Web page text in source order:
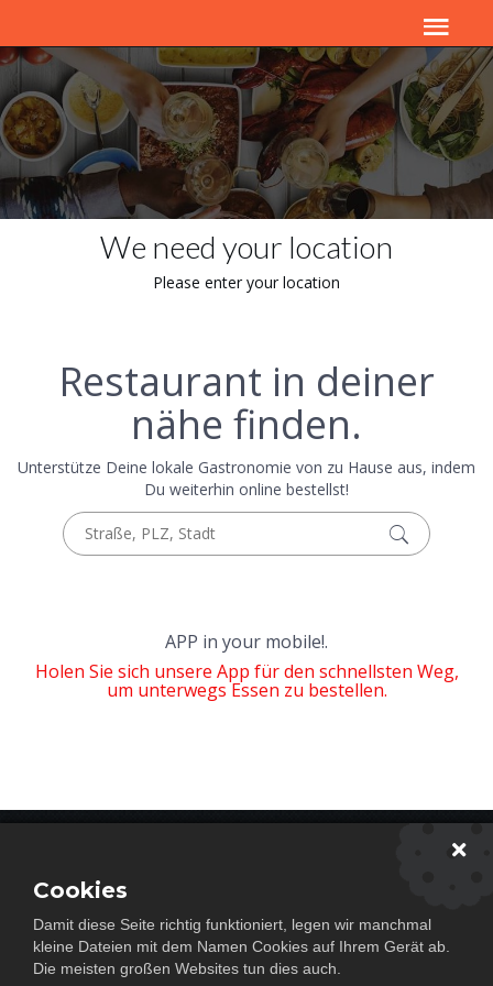
We need your location
Please enter your location
Restaurant in deiner
nähe finden.
Unterstütze Deine lokale Gastronomie von zu Hause aus, indem
Du weiterhin online bestellst!
APP in your mobile!.
Holen Sie sich unsere App für den schnellsten Weg,
um unterwegs Essen zu bestellen.
Abonnieren
Cookies
Damit diese Seite richtig funktioniert, legen wir manchmal
kleine Dateien mit dem Namen Cookies auf Ihrem Gerät ab.
Die meisten großen Websites tun dies auch.